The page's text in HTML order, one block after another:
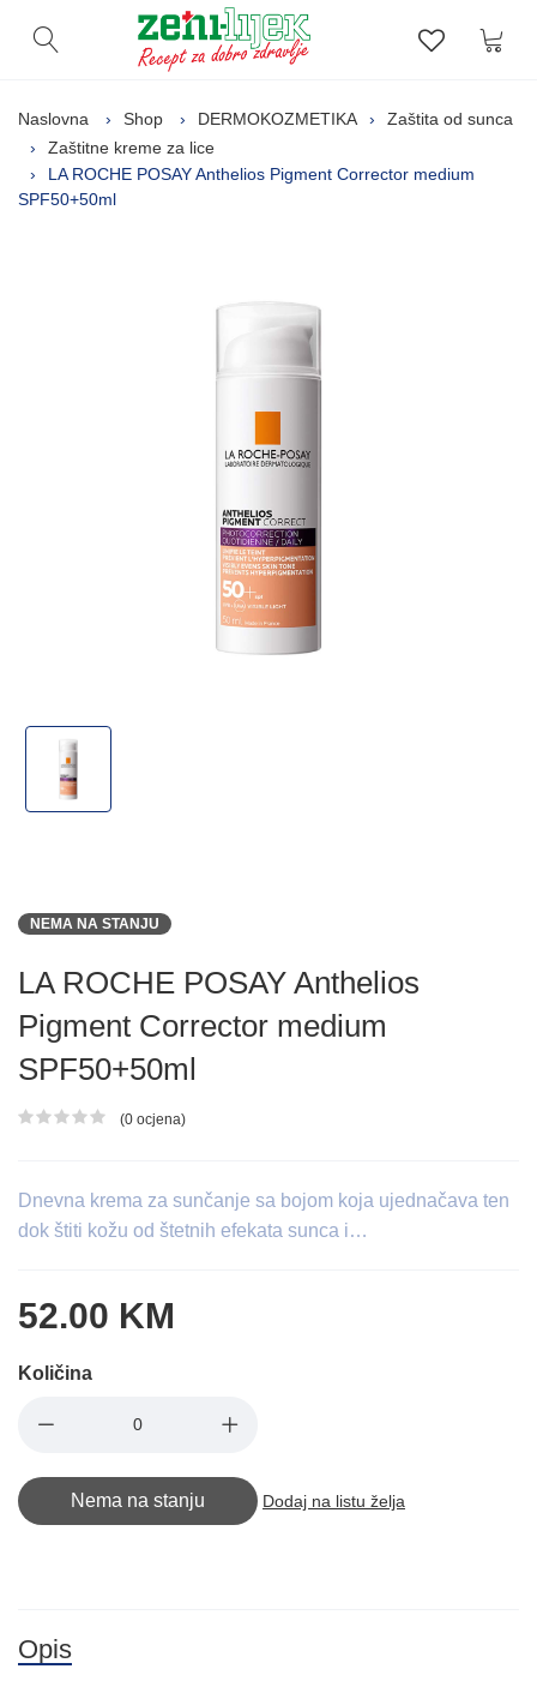
Otvori pretragu Lista
Naslovna Shop DERMOKOZMETIKA
Zaštita od sunca
Zaštitne kreme za lice
LA ROCHE POSAY Anthelios Pigment Corrector medium
SPF50+50ml
NEMA NA STANJU
LA ROCHE POSAY Anthelios
Pigment Corrector medium
SPF50+50ml
Ocjena proizvoda
(0 ocjena)
Dnevna krema za sunčanje sa bojom koja ujednačava ten
dok štiti kožu od štetnih efekata sunca i…
52.00 KM
Količina
Nema na stanju Dodaj na listu želja
Opis